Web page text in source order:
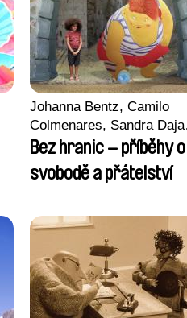
Johanna Bentz, Camilo
Colmenares, Sandra
Madeleine Dallmeyer,
Nazgol Emami, Diana
Menestrey, Khaled Nawal,
Bez hranic – příběhy o
svobodě a přátelství